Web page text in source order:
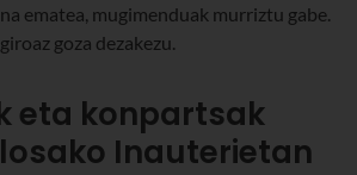
ematea, mugimenduak murriztu gabe.
goza dezakezu.
eta konpartsak
Inauterietan